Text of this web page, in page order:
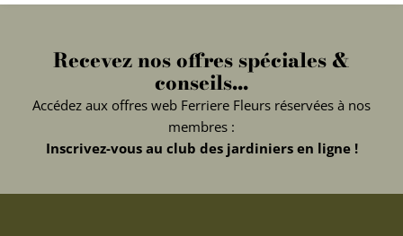
Recevez nos offres spéciales &
conseils...
Accédez aux offres web Ferriere Fleurs réservées à nos
membres :
Inscrivez-vous au club des jardiniers en ligne !